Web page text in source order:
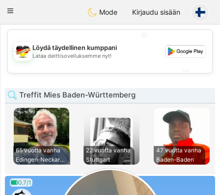
Deutsch Dating
Toggle
Mode Kirjaudu sisään
💖
💕
Löydä täydellinen kumppani
Lataa deittisovelluksemme nyt!
Treffit Mies Baden-Württemberg
65 vuotta vanha
Edingen-Neckarhaus
22 vuotta vanha
Stuttgart
47 vuotta vanha
Baden-Baden
0.7/1